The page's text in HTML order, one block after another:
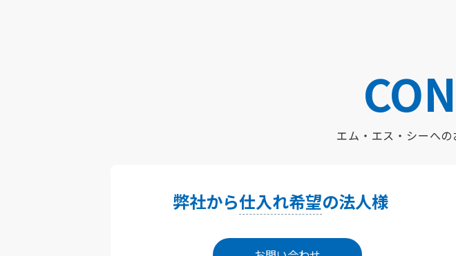
エム・エス・シーへの
弊社から仕入れ希望の法人様